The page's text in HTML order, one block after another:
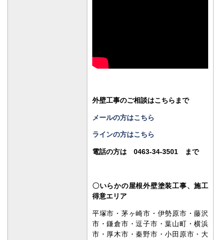
外壁工事のご相談はこちらまで
メールの方はこちら
ラインの方はこちら
電話の方は 0463-34-3501 まで
〇いらかの屋根外壁塗装工事、施工
得意エリア
平塚市・茅ヶ崎市・伊勢原市・藤沢
市・鎌倉市・逗子市・葉山町・横浜
市・厚木市・秦野市・小田原市・大